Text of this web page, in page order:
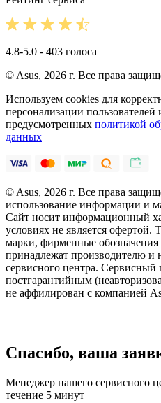
4.8-5.0 - 403 голоса
© Asus, 2026 г. Все права
Используем cookies для
персонализации пользователей
предусмотренных политикой
данных
© Asus, 2026 г. Все права
использование информации и
Сайт носит информационный
условиях не является офертой.
марки, фирменные обозначения
принадлежат производителю и
сервисного центра. Сервисный
постгарантийным
не аффилирован с компанией
Спасибо, ваша
Менеджер нашего сервисного
течение 5 минут